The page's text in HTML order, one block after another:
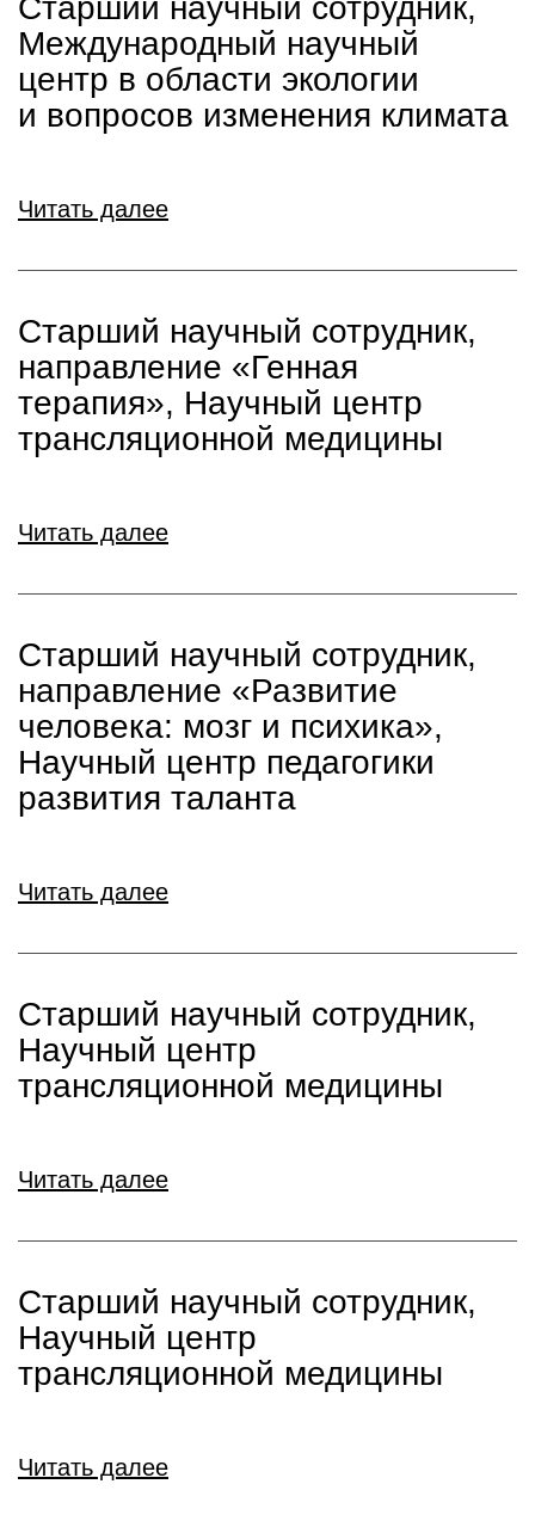
Старший научный сотрудник,
Международный научный
центр в области экологии
и вопросов изменения климата
Читать далее
Старший научный сотрудник,
направление «Генная
терапия», Научный центр
трансляционной медицины
Читать далее
Старший научный сотрудник,
направление «Развитие
человека: мозг и психика»,
Научный центр педагогики
развития таланта
Читать далее
Старший научный сотрудник,
Научный центр
трансляционной медицины
Читать далее
Старший научный сотрудник,
Научный центр
трансляционной медицины
Читать далее